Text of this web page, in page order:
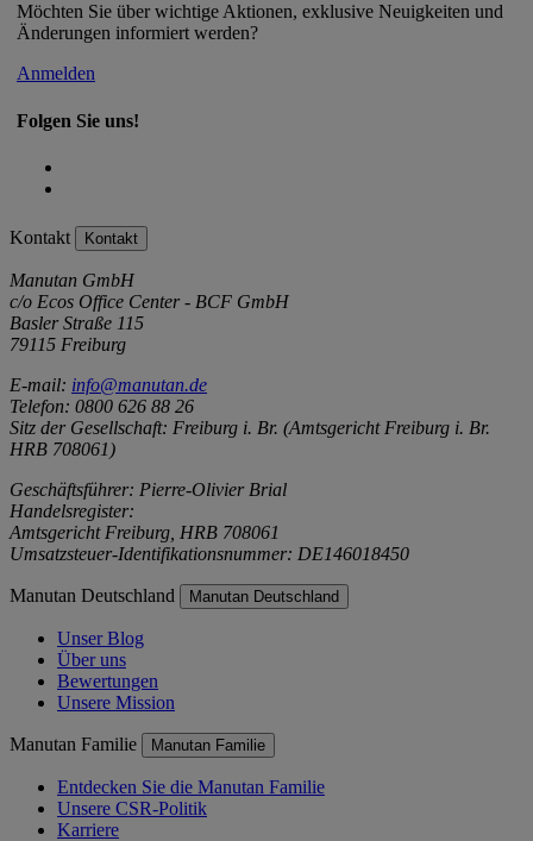
Möchten Sie über wichtige Aktionen, exklusive Neuigkeiten und
Änderungen informiert werden?
Anmelden
Folgen Sie uns!
Kontakt Kontakt
Manutan GmbH
c/o Ecos Office Center - BCF GmbH
Basler Straße 115
79115 Freiburg
E-mail: info@manutan.de
Telefon: 0800 626 88 26
Sitz der Gesellschaft: Freiburg i. Br. (Amtsgericht Freiburg i. Br.
HRB 708061)
Geschäftsführer: Pierre-Olivier Brial
Handelsregister:
Amtsgericht Freiburg, HRB 708061
Umsatzsteuer-Identifikationsnummer: DE146018450
Manutan Deutschland Manutan Deutschland
Unser Blog
Über uns
Bewertungen
Unsere Mission
Manutan Familie Manutan Familie
Entdecken Sie die Manutan Familie
Unsere CSR-Politik
Karriere